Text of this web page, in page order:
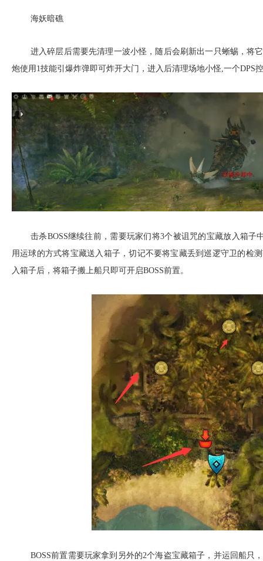
海妖暗礁
进入碎层后需要先清理一波小怪，随后会刷新出一只蜥蜴，将
炮使用1技能引爆炸弹即可炸开大门，进入后清理场地小怪,一个DPS
击杀BOSS继续往前，需要玩家们将3个被诅咒的宝藏放入箱
用运球的方式将宝藏送入箱子，切记不要将宝藏丢到巡逻守卫的检
入箱子后，将箱子搬上船只即可开启BOSS前置。
BOSS前置需要玩家拿到另外的2个海盗宝藏箱子，并运回船只